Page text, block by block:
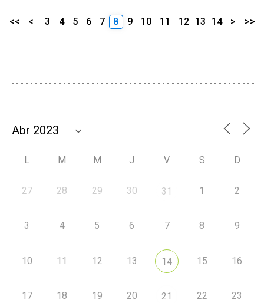
<< < 3 4 5 6 7 8 9 10 11 12 13 14 > >>
L M M J V S D
27 28 29 30 31 1 2
3 4 5 6 7 8 9
10 11 12 13 14 15 16
17 18 19 20 21 22 23